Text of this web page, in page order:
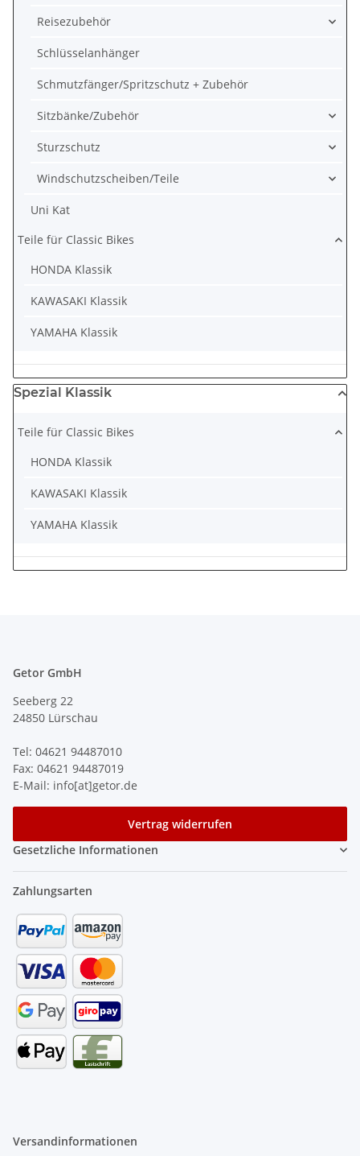
Reisezubehör
Schlüsselanhänger
Schmutzfänger/Spritzschutz + Zubehör
Sitzbänke/Zubehör
Sturzschutz
Windschutzscheiben/Teile
Uni Kat
Teile für Classic Bikes
HONDA Klassik
KAWASAKI Klassik
YAMAHA Klassik
Spezial Klassik
Teile für Classic Bikes
HONDA Klassik
KAWASAKI Klassik
YAMAHA Klassik
Getor GmbH
Seeberg 22
24850 Lürschau
Tel: 04621 94487010
Fax: 04621 94487019
E-Mail: info[at]getor.de
Vertrag widerrufen
Gesetzliche Informationen
Zahlungsarten
Versandinformationen